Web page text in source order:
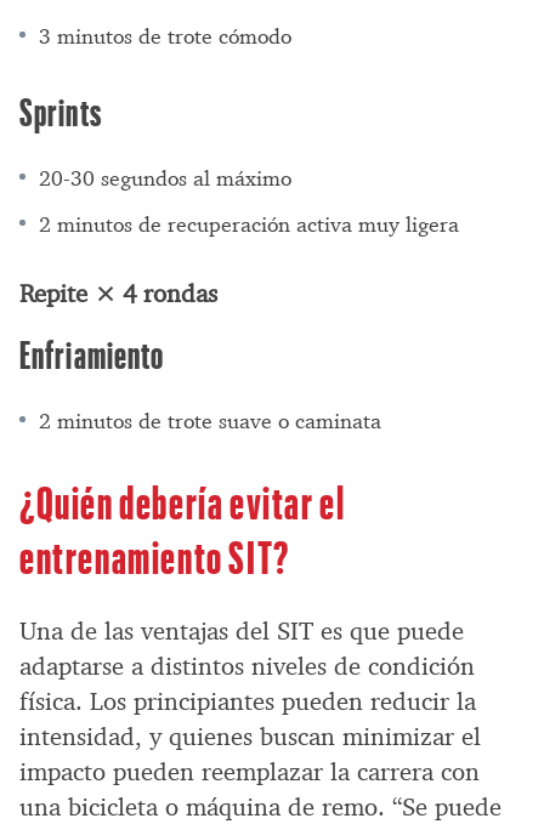
3 minutos de trote cómodo
Sprints
20-30 segundos al máximo
2 minutos de recuperación activa muy ligera
Repite × 4 rondas
Enfriamiento
2 minutos de trote suave o caminata
¿Quién debería evitar el
entrenamiento SIT?
Una de las ventajas del SIT es que puede
adaptarse a distintos niveles de condición
física. Los principiantes pueden reducir la
intensidad, y quienes buscan minimizar el
impacto pueden reemplazar la carrera con
una bicicleta o máquina de remo. “Se puede